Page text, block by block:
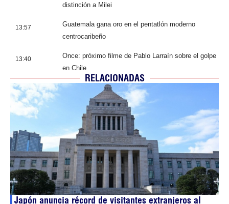
distinción a Milei
13:57
Guatemala gana oro en el pentatlón moderno
centrocaribeño
13:40
Once: próximo filme de Pablo Larraín sobre el golpe
en Chile
RELACIONADAS
Japón anuncia récord de visitantes extranjeros al